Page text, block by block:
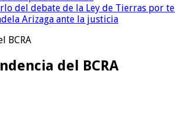
del debate de la Ley de Tierras por
Arizaga ante la justicia
BCRA
del BCRA